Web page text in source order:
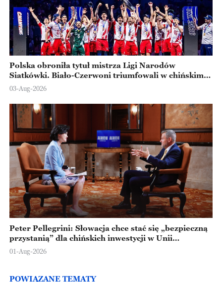
Polska obroniła tytuł mistrza Ligi Narodów
Siatkówki. Biało-Czerwoni triumfowali w chińskim
Ningbo
03-Aug-2026
Peter Pellegrini: Słowacja chce stać się „bezpieczną
przystanią” dla chińskich inwestycji w Unii
Europejskiej
01-Aug-2026
POWIĄZANE TEMATY